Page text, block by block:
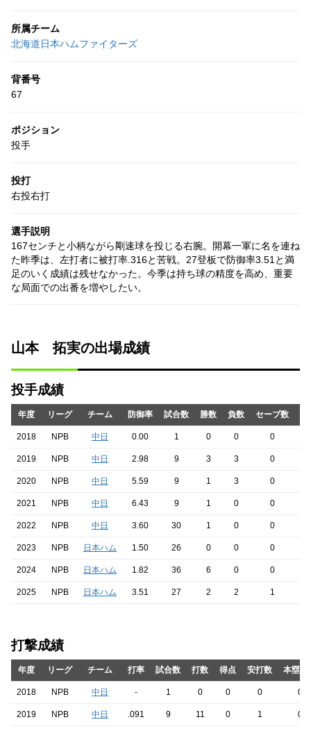
所属チーム
北海道日本ハムファイターズ
背番号
67
ポジション
投手
投打
右投右打
選手説明
167センチと小柄ながら剛速球を投じる右腕。開幕一軍に名を連ね
た昨季は、左打者に被打率.316と苦戦。27登板で防御率3.51と満
足のいく成績は残せなかった。今季は持ち球の精度を高め、重要
な局面での出番を増やしたい。
山本 拓実の出場成績
投手成績
年度 リーグ チーム 防御率 試合数 勝数 負数 セーブ数
2018 NPB 中日 0.00 1 0 0 0
2019 NPB 中日 2.98 9 3 3 0
2020 NPB 中日 5.59 9 1 3 0
2021 NPB 中日 6.43 9 1 0 0
2022 NPB 中日 3.60 30 1 0 0
2023 NPB 日本ハム 1.50 26 0 0 0
2024 NPB 日本ハム 1.82 36 6 0 0
2025 NPB 日本ハム 3.51 27 2 2 1
打撃成績
年度 リーグ チーム 打率 試合数 打数 得点 安打数 本塁打
2018 NPB 中日 - 1 0 0 0 0
2019 NPB 中日 .091 9 11 0 1 0